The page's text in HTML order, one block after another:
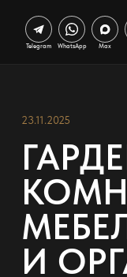
Telegram WhatsApp Max
23.11.2025
И